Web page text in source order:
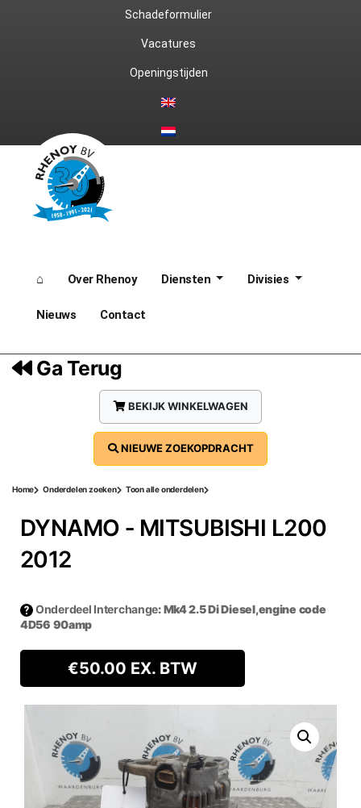
Schadeformulier
Vacatures
Openingstijden
⌂ Over Rhenoy Diensten Divisies
Nieuws Contact
Ga Terug
Home Onderdelen zoeken Toon alle onderdelen
BEKIJK WINKELWAGEN
NIEUWE ZOEKOPDRACHT
DYNAMO ‐ MITSUBISHI L200
2012
Onderdeel Interchange: Mk4 2.5 Di Diesel,engine code
4D56 90amp
€50.00 EX. BTW